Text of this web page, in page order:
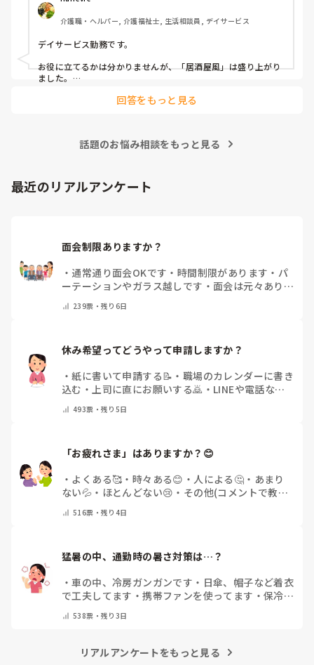
茶等の提供、カレンダー作り
隔月： ランチのテイクアウトイベント
その他： 季節ごとの定期的な行事(運動会や七夕など)
きたなと感じており、新しく喜ばれるようなアイデアを探し
イベントをしている」「年〇回、こんな大型行事がある」
と嬉しいです。
介護職・ヘルパー, 介護福祉士, 生活相談員, デイサービス
デイサービス勤務です。
お役に立てるかは分かりませんが、「居酒屋風」は盛り上がり
ました。
回答をもっと見る
話題のお悩み相談をもっと見る
最近のリアルアンケート
面会制限ありますか？
・ 通常通り面会OKです ・ 時間制限があります ・ パ
ーテーションやガラス越しです ・ 面会は元々ありま
239票・残り6日
休み希望ってどうやって申請しますか？
・紙に書いて申請する📝 ・ 職場のカレンダーに書き
込む ・ 上司に直にお願いする🙇 ・ LINEや電話など
493票・残り5日
「お疲れさま」はありますか？😊
・ よくある🥰 ・ 時々ある😊 ・ 人による🤔 ・ あまり
ない💦 ・ ほとんどない😢 ・ その他(コメントで教え
516票・残り4日
猛暑の中、通勤時の暑さ対策は…？
・車の中、冷房ガンガンです ・ 日傘、帽子など着衣
で工夫してます ・携帯ファンを使ってます ・ 保冷剤
ん ・その他（コメントで教えて下さい）
538票・残り3日
リアルアンケートをもっと見る